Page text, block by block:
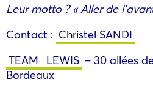
Leur motto ? « Aller de
Contact : Christel SANDI
TEAM
LEWIS – 30 allées
Bordeaux